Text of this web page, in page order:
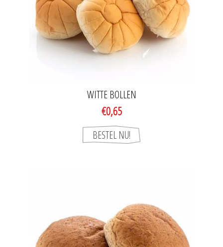
WITTE BOLLEN
€0,65